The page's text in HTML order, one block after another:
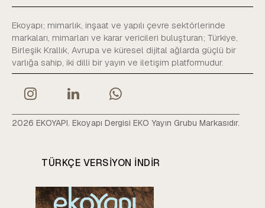
Ekoyapı; mimarlık, inşaat ve yapılı çevre sektörlerinde
markaları, mimarları ve karar vericileri buluşturan; Türkiye,
Birleşik Krallık, Avrupa ve küresel dijital ağlarda güçlü bir
varlığa sahip, iki dilli bir yayın ve iletişim platformudur.
2026 EKOYAPI. Ekoyapı Dergisi EKO Yayın Grubu Markasıdır.
TÜRKÇE VERSIYON INDIR